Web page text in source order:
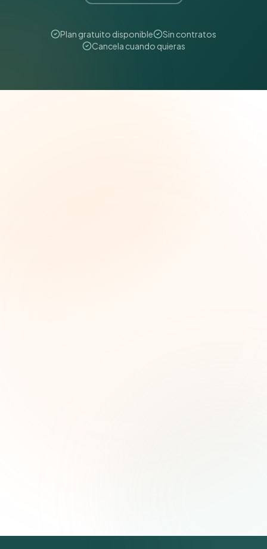
Plan gratuito disponible
Sin contratos
Cancela cuando quieras